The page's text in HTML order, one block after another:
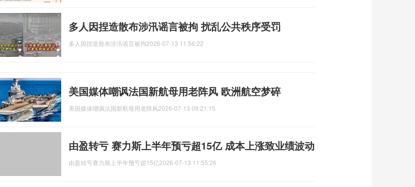
多人因捏造散布涉汛谣言被拘 扰乱公共秩序受罚
多人因捏造散布涉汛谣言被拘2026-07-13 11:56:22
美国媒体嘲讽法国新航母用老阵风 欧洲航空梦碎
美国媒体嘲讽法国新航母用老阵风2026-07-13 09:21:15
由盈转亏 赛力斯上半年预亏超15亿 成本上涨致业绩波动
由盈转亏赛力斯上半年预亏超15亿2026-07-13 11:55:26